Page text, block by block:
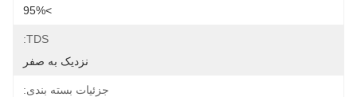
>95%
TDS:
نزدیک به صفر
جزئیات بسته بندی: